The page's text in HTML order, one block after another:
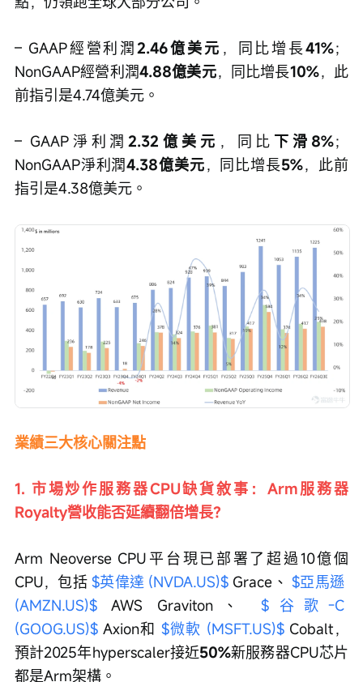
– GAAP經營利潤2.46億美元 ，同比增長41%；
NonGAAP經營利潤4.88億美元，同比增長10%，此
前指引是4.74億美元。
– GAAP淨利潤2.32億美元 ，同比 下滑8%；
NonGAAP淨利潤4.38億美元，同比增長5%，此前
指引是4.38億美元。
業績三大核心關注點
1. 市場炒作服務器CPU缺貨敘事：Arm服務器
Royalty營收能否延續翻倍增長？
Arm Neoverse CPU平台現已部署了超過10億個
CPU，包括 $英偉達 (NVDA.US)$ Grace、 $亞馬遜
(AMZN.US)$ AWS Graviton、 $谷歌-C
(GOOG.US)$ Axion和 $微軟 (MSFT.US)$ Cobalt，
預計2025年hyperscaler接近50%新服務器CPU芯片
都是Arm架構。